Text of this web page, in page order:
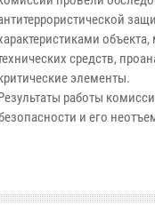
средств,
элементы.
работы
и его